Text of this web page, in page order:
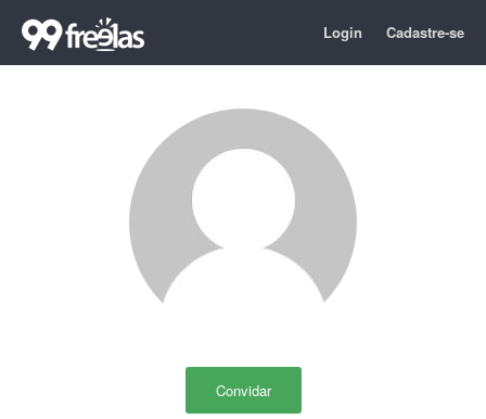
Login Cadastre-se
Convidar